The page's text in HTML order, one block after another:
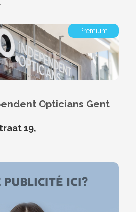
Premium
Opticians Gent
19,